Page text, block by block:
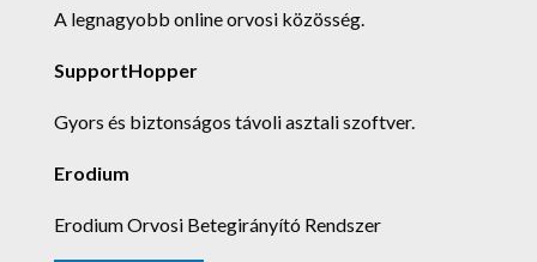
A legnagyobb online orvosi közösség.
SupportHopper
Gyors és biztonságos távoli asztali szoftver.
Erodium
Erodium Orvosi Betegirányító Rendszer